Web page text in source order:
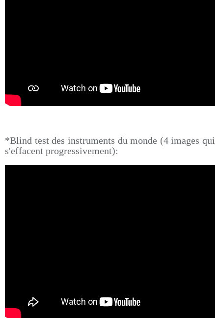
*Blind test des instruments du monde (4 images qui
s'effacent progressivement):